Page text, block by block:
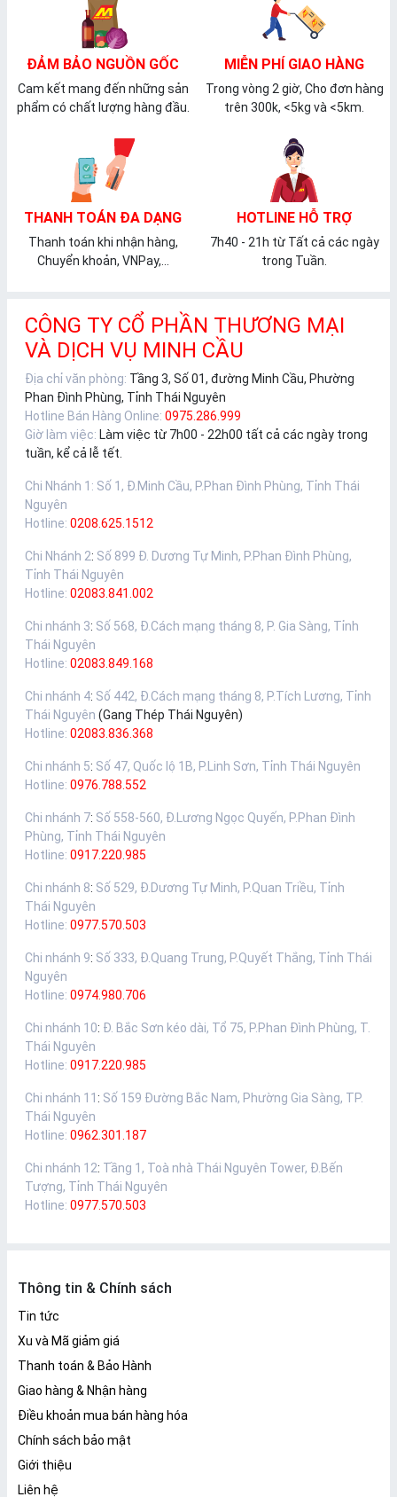
ĐẢM BẢO NGUỒN GỐC
Cam kết mang đến những sản
phẩm có chất lượng hàng đầu.
MIỄN PHÍ GIAO HÀNG
Trong vòng 2 giờ, Cho đơn hàng
trên 300k, <5kg và <5km.
THANH TOÁN ĐA DẠNG
Thanh toán khi nhận hàng,
Chuyển khoản, VNPay,...
HOTLINE HỖ TRỢ
7h40 - 21h từ Tất cả các ngày
trong Tuần.
CÔNG TY CỔ PHẦN THƯƠNG MẠI
VÀ DỊCH VỤ MINH CẦU
Địa chỉ văn phòng: Tầng 3, Số 01, đường Minh Cầu, Phường
Phan Đình Phùng, Tỉnh Thái Nguyên
Hotline Bán Hàng Online: 0975.286.999
Giờ làm việc: Làm việc từ 7h00 - 22h00 tất cả các ngày trong
tuần, kể cả lễ tết.
Chi Nhánh 1 : Số 1, Đ.Minh Cầu, P.Phan Đình Phùng, Tỉnh Thái
Nguyên
Hotline: 0208.625.1512
Chi Nhánh 2: Số 899 Đ. Dương Tự Minh, P.Phan Đình Phùng,
Tỉnh Thái Nguyên
Hotline: 02083.841.002
Chi nhánh 3: Số 568, Đ.Cách mạng tháng 8, P. Gia Sàng, Tỉnh
Thái Nguyên
Hotline: 02083.849.168
Chi nhánh 4: Số 442, Đ.Cách mạng tháng 8, P.Tích Lương, Tỉnh
Thái Nguyên (Gang Thép Thái Nguyên)
Hotline: 02083.836.368
Chi nhánh 5: Số 47, Quốc lộ 1B, P.Linh Sơn, Tỉnh Thái Nguyên
Hotline: 0976.788.552
Chi nhánh 7: Số 558-560, Đ.Lương Ngọc Quyến, P.Phan Đình
Phùng, Tỉnh Thái Nguyên
Hotline: 0917.220.985
Chi nhánh 8: Số 529, Đ.Dương Tự Minh, P.Quan Triều, Tỉnh
Thái Nguyên
Hotline: 0977.570.503
Chi nhánh 9: Số 333, Đ.Quang Trung, P.Quyết Thắng, Tỉnh Thái
Nguyên
Hotline: 0974.980.706
Chi nhánh 10: Đ. Bắc Sơn kéo dài, Tổ 75, P.Phan Đình Phùng, T.
Thái Nguyên
Hotline: 0917.220.985
Chi nhánh 11 : Số 159 Đường Bắc Nam, Phường Gia Sàng, TP.
Thái Nguyên
Hotline: 0962.301.187
Chi nhánh 12: Tầng 1, Toà nhà Thái Nguyên Tower, Đ.Bến
Tượng, Tỉnh Thái Nguyên
Hotline: 0977.570.503
Thông tin & Chính sách
Tin tức
Xu và Mã giảm giá
Thanh toán & Bảo Hành
Giao hàng & Nhận hàng
Điều khoản mua bán hàng hóa
Chính sách bảo mật
Giới thiệu
Liên hệ